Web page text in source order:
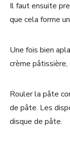
Il faut ensuite
que cela forme
Une fois bien
crème
Rouler la pâte
de pâte. Les
disque de pâte.